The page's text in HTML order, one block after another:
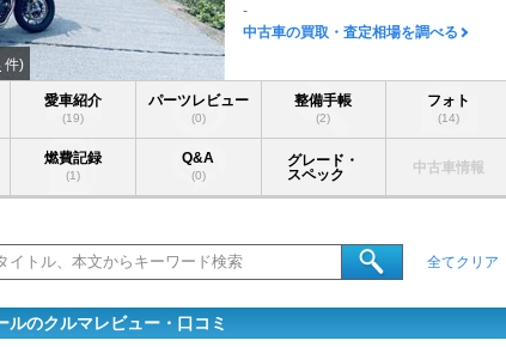
件)
-
中古車の買取・査定相場を調べる
愛車紹介
(19)
パーツレビュー
(0)
整備手帳
(2)
フォト
(14)
燃費記録
(1)
Q&A
(0)
グレード・
スペック
中古車情報
全てクリア
のクルマレビュー・口コミ